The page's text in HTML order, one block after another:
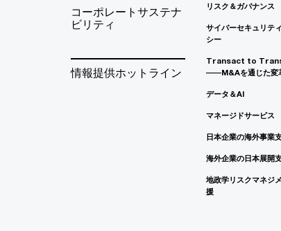
コーポレートサステナ
ビリティ
情報提供ホットライン
リスク＆ガバナンス
サイバーセキュリテ
シー
Transact to
――M&Aを通じた変
データ＆AI
マネージドサービス
日本企業の海外事業
海外企業の日本展開
地政学リスクマネジ
援